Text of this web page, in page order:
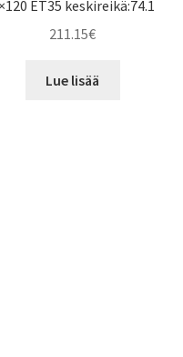
ET35 keskireikä:74.1
211.15€
Lue lisää